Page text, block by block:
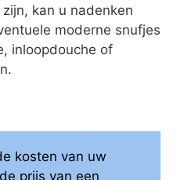
kan u nadenken
moderne snufjes
inloopdouche of
kosten van uw
prijs van een